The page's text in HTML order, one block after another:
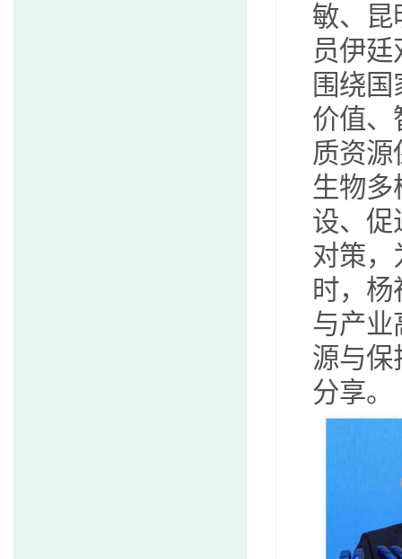
敏、昆
员伊
围绕
价值、
质资源
生物多
设、促
对策，
时，
与产业
源与保
分享。